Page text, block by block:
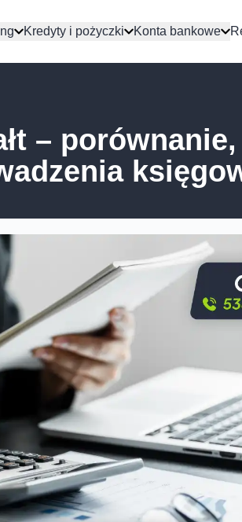
Kredyty i pożyczki Konta bankowe
– porównanie,